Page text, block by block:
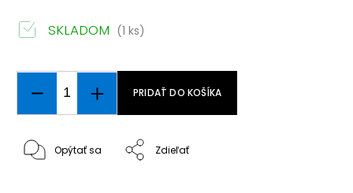
SKLADOM (1 ks)
PRIDAŤ DO KOŠÍKA
Opýtať sa Zdieľať